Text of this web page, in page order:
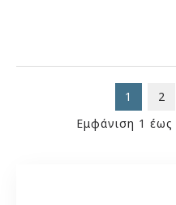
1
2
Εμφάνιση 1